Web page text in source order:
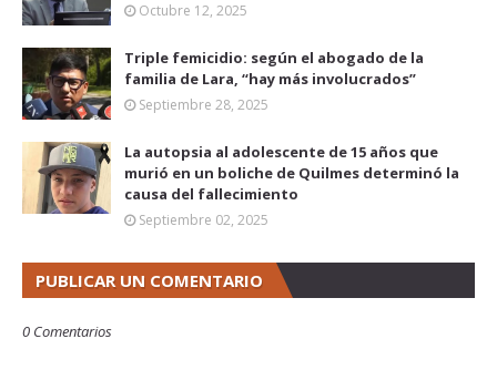
Octubre 12, 2025
Triple femicidio: según el abogado de la
familia de Lara, “hay más involucrados”
Septiembre 28, 2025
La autopsia al adolescente de 15 años que
murió en un boliche de Quilmes determinó la
causa del fallecimiento
Septiembre 02, 2025
PUBLICAR UN COMENTARIO
0 Comentarios